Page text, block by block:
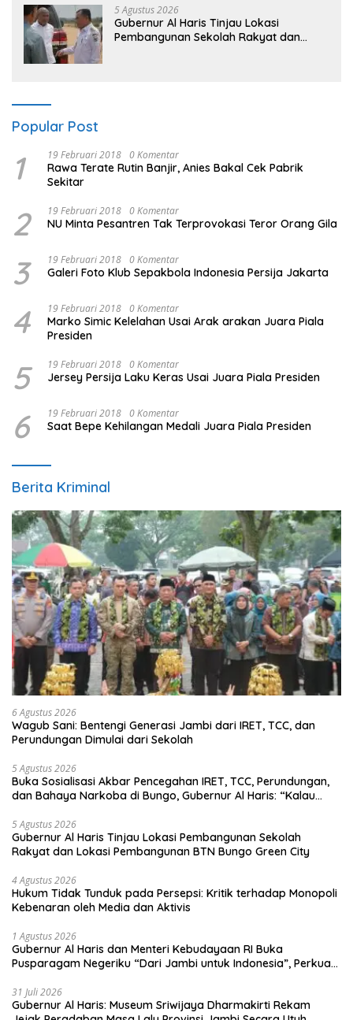
masa depan sudah ada di tangan”
5 Agustus 2026
Gubernur Al Haris Tinjau Lokasi
Pembangunan Sekolah Rakyat dan
Popular Post
1 19 Februari 2018 0 Komentar
Rawa Terate Rutin Banjir, Anies Bakal Cek Pabrik
Sekitar
2 19 Februari 2018 0 Komentar
NU Minta Pesantren Tak Terprovokasi Teror Orang Gila
3 19 Februari 2018 0 Komentar
Galeri Foto Klub Sepakbola Indonesia Persija Jakarta
4 19 Februari 2018 0 Komentar
Marko Simic Kelelahan Usai Arak arakan Juara Piala
Presiden
5 19 Februari 2018 0 Komentar
Jersey Persija Laku Keras Usai Juara Piala Presiden
6 19 Februari 2018 0 Komentar
Saat Bepe Kehilangan Medali Juara Piala Presiden
Berita Kriminal
6 Agustus 2026
Wagub Sani: Bentengi Generasi Jambi dari IRET, TCC, dan
Perundungan Dimulai dari Sekolah
5 Agustus 2026
Buka Sosialisasi Akbar Pencegahan IRET, TCC, Perundungan,
dan Bahaya Narkoba di Bungo, Gubernur Al Haris: “Kalau
tangan”
5 Agustus 2026
Gubernur Al Haris Tinjau Lokasi Pembangunan Sekolah
Rakyat dan Lokasi Pembangunan BTN Bungo Green City
4 Agustus 2026
Hukum Tidak Tunduk pada Persepsi: Kritik terhadap Monopoli
Kebenaran oleh Media dan Aktivis
1 Agustus 2026
Gubernur Al Haris dan Menteri Kebudayaan RI Buka
Pusparagam Negeriku “Dari Jambi untuk Indonesia”, Perkuat
31 Juli 2026
Gubernur Al Haris: Museum Sriwijaya Dharmakirti Rekam